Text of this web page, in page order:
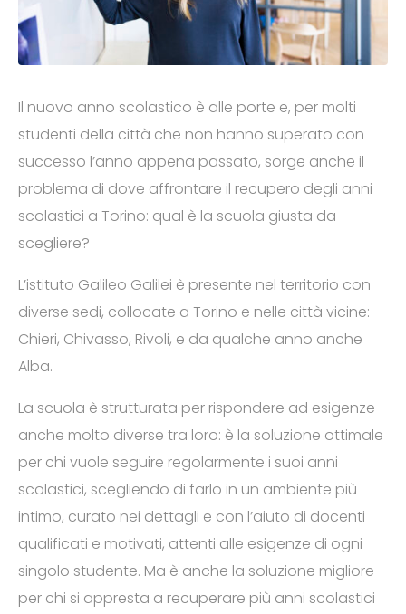
Il nuovo anno scolastico è alle porte e, per molti
studenti della città che non hanno superato con
successo l’anno appena passato, sorge anche il
problema di dove affrontare il recupero degli anni
scolastici a Torino: qual è la scuola giusta da
scegliere?
L’istituto Galileo Galilei è presente nel territorio con
diverse sedi, collocate a Torino e nelle città vicine:
Chieri, Chivasso, Rivoli, e da qualche anno anche
Alba.
La scuola è strutturata per rispondere ad esigenze
anche molto diverse tra loro: è la soluzione ottimale
per chi vuole seguire regolarmente i suoi anni
scolastici, scegliendo di farlo in un ambiente più
intimo, curato nei dettagli e con l’aiuto di docenti
qualificati e motivati, attenti alle esigenze di ogni
singolo studente. Ma è anche la soluzione migliore
per chi si appresta a recuperare più anni scolastici